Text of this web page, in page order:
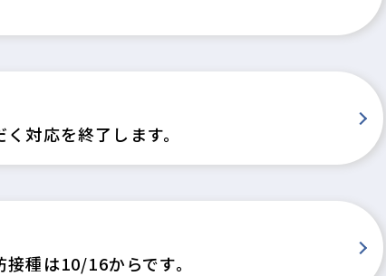
対応を終了します。
種は10/16からです。